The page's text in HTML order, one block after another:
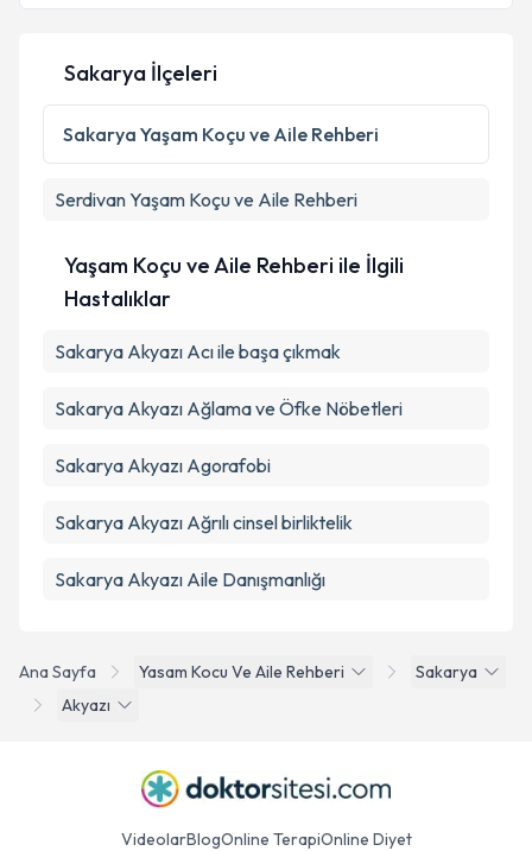
E-posta Adresiniz
Kişisel verilerimin işlenmesine ilişkin
Metni'ni okudum ve kişisel verilerimin belirtilen
Ana Sayfa Yasam Kocu Ve Aile Rehberi
Sakarya
Akyazı
Sakarya İlçeleri
Sakarya Yaşam Koçu ve Aile Rehberi
SerdivanYaşam Koçu ve Aile Rehberi
Yaşam Koçu ve Aile Rehberi ile İlgili
Hastalıklar
Sakarya Akyazı Acı ile başa çıkmak
Sakarya Akyazı Ağlama ve Öfke Nöbetleri
Sakarya Akyazı Agorafobi
Sakarya Akyazı Ağrılı cinsel birliktelik
Sakarya Akyazı Aile Danışmanlığı
VideolarBlogOnline TerapiOnline Diyet